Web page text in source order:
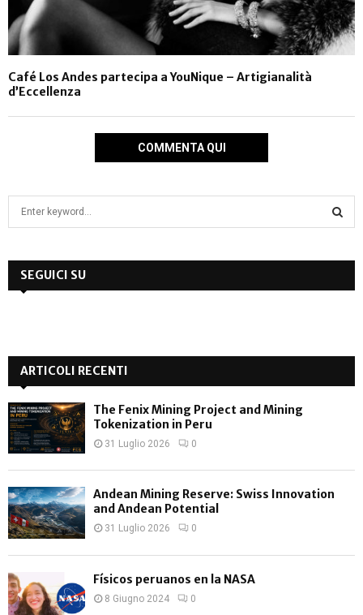
Café Los Andes partecipa a YouNique – Artigianalità
d’Eccellenza
COMMENTA QUI
h
:
SEGUICI SU
ARTICOLI RECENTI
The Fenix Mining Project and Mining
Tokenization in Peru
31 Luglio 2026 0
Andean Mining Reserve: Swiss Innovation
and Andean Potential
31 Luglio 2026 0
Físicos peruanos en la NASA
8 Giugno 2024 0